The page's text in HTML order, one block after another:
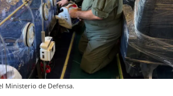
Ministerio de Defensa.